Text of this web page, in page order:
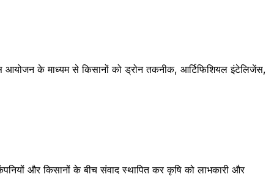
के माध्यम से किसानों को ड्रोन तकनीक, आर्टिफिशियल इंटेलिजेंस,
और किसानों के बीच संवाद स्थापित कर कृषि को लाभकारी और